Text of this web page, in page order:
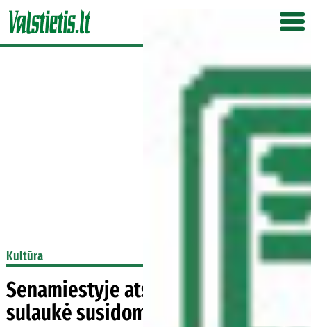
Kultūra
Senamiestyje atsiradusi skulptūra
sulaukė susidomėjimo ir klausimų